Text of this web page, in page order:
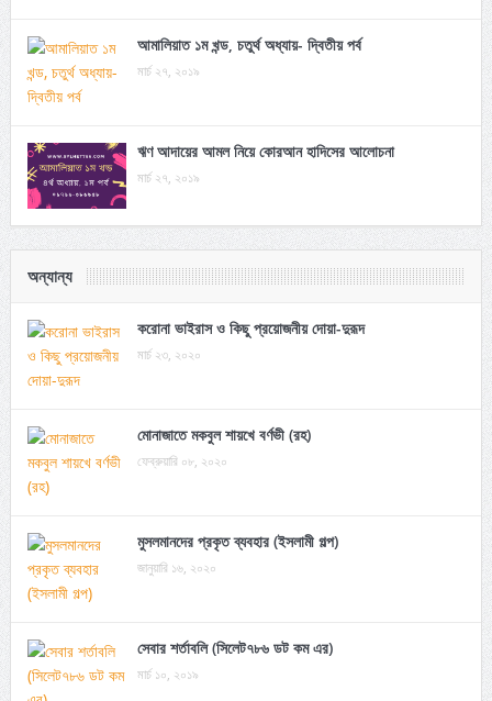
আমালিয়াত ১ম খন্ড, চতুর্থ অধ্যায়- দ্বিতীয় পর্ব
মার্চ ২৭, ২০১৯
ঋণ আদায়ের আমল নিয়ে কোরআন হাদিসের আলোচনা
মার্চ ২৭, ২০১৯
অন্যান্য
করোনা ভাইরাস ও কিছু প্রয়োজনীয় দোয়া-দুরূদ
মার্চ ২৩, ২০২০
মোনাজাতে মকবুল শায়খে বর্ণভী (রহ)
ফেব্রুয়ারি ০৮, ২০২০
মুসলমানদের প্রকৃত ব্যবহার (ইসলামী গল্প)
জানুয়ারি ১৬, ২০২০
সেবার শর্তাবলি (সিলেট৭৮৬ ডট কম এর)
মার্চ ১০, ২০১৯